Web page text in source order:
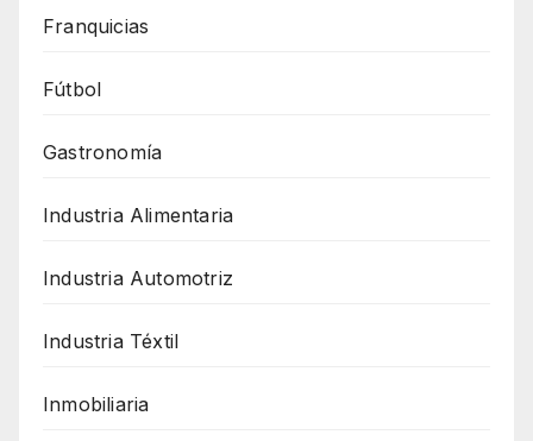
Franquicias
Fútbol
Gastronomía
Industria Alimentaria
Industria Automotriz
Industria Téxtil
Inmobiliaria